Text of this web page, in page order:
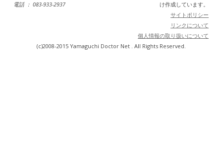
電話 ： 083-933-2937
け作成しています。
サイトポリシー
リンクについて
個人情報の取り扱いについて
(c)2008-2015 Yamaguchi Doctor Net . All Rights Reserved.